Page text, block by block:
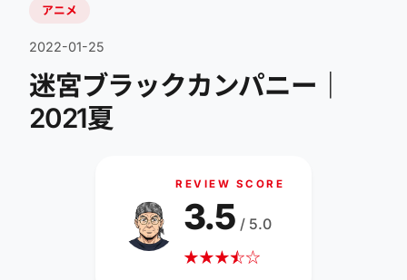
アニメ
2022-01-25
迷宮ブラックカンパニー｜
2021夏
REVIEW SCORE
★★★☆
★☆
3.5 / 5.0